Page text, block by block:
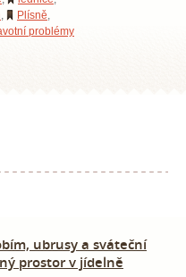
Plísně
problémy
ubrusy a sváteční
prostor v jídelně